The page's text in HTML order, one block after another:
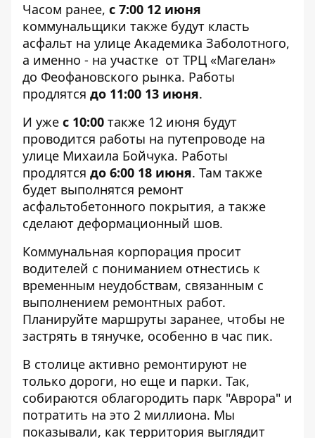
Часом ранее, с 7:00 12 июня
коммунальщики также будут класть
асфальт на улице Академика Заболотного,
а именно - на участке от ТРЦ «Магелан»
до Феофановского рынка. Работы
продлятся до 11:00 13 июня.
И уже с 10:00 также 12 июня будут
проводится работы на путепроводе на
улице Михаила Бойчука. Работы
продлятся до 6:00 18 июня. Там также
будет выполнятся ремонт
асфальтобетонного покрытия, а также
сделают деформационный шов.
Коммунальная корпорация просит
водителей с пониманием отнестись к
временным неудобствам, связанным с
выполнением ремонтных работ.
Планируйте маршруты заранее, чтобы не
застрять в тянучке, особенно в час пик.
В столице активно ремонтируют не
только дороги, но еще и парки. Так,
собираются облагородить парк "Аврора" и
потратить на это 2 миллиона. Мы
показывали, как территория выглядит